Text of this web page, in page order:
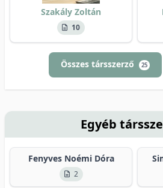
Szakály Zoltán
10
Összes társszerző 25
Egyéb
Fenyves Noémi Dóra
2